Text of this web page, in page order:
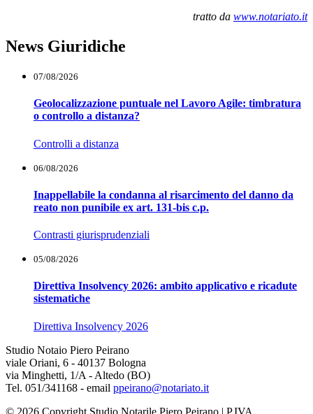
tratto da www.notariato.it
News Giuridiche
07/08/2026
Geolocalizzazione puntuale nel Lavoro Agile: timbratura
o controllo a distanza?
Controlli a distanza
06/08/2026
Inappellabile la condanna al risarcimento del danno da
reato non punibile ex art. 131-bis c.p.
Contrasti giurisprudenziali
05/08/2026
Direttiva Insolvency 2026: ambito applicativo e ricadute
sistematiche
Direttiva Insolvency 2026
Studio Notaio Piero Peirano
viale Oriani, 6 - 40137 Bologna
via Minghetti, 1/A - Altedo (BO)
Tel. 051/341168 - email ppeirano@notariato.it
© 2026 Copyright Studio Notarile Piero Peirano | P.IVA